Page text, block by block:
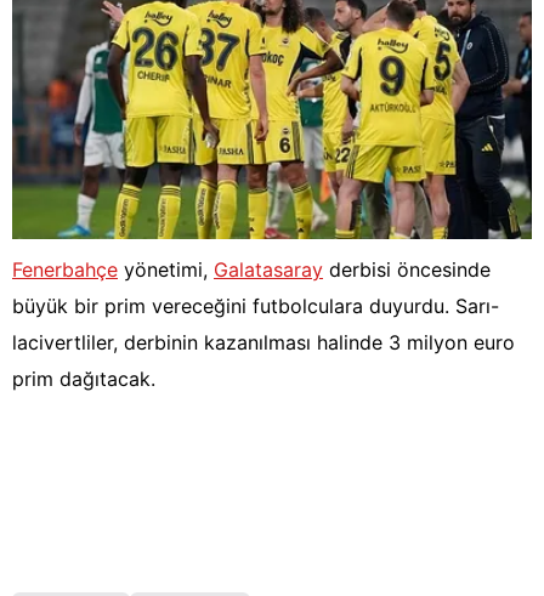
Fenerbahçe yönetimi, Galatasaray derbisi öncesinde
büyük bir prim vereceğini futbolculara duyurdu. Sarı-
lacivertliler, derbinin kazanılması halinde 3 milyon euro
prim dağıtacak.